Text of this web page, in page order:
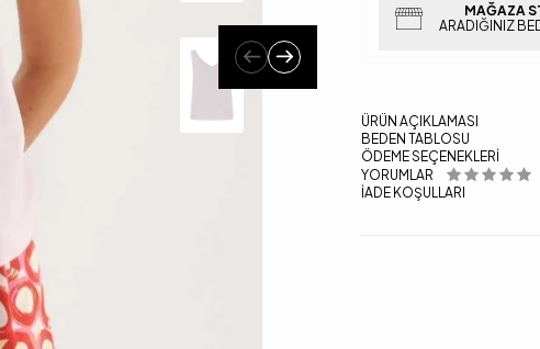
MAĞAZA
ARADIĞINIZ
ÜRÜN AÇIKLAMASI
BEDEN TABLOSU
ÖDEME SEÇENEKLERI
YORUMLAR
İADE KOŞULLARI